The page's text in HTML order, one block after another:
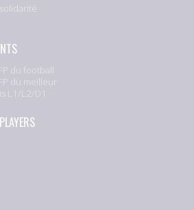
du football
du meilleur
L1/L2/D1